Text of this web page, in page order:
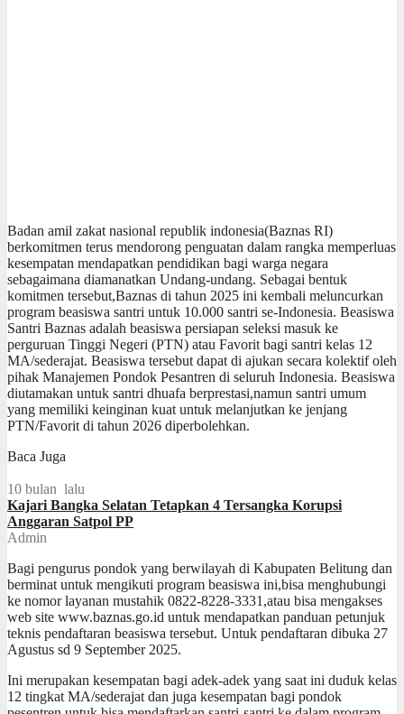
Badan amil zakat nasional republik indonesia(Baznas RI)
berkomitmen terus mendorong penguatan dalam rangka memperluas
kesempatan mendapatkan pendidikan bagi warga negara
sebagaimana diamanatkan Undang-undang. Sebagai bentuk
komitmen tersebut,Baznas di tahun 2025 ini kembali meluncurkan
program beasiswa santri untuk 10.000 santri se-Indonesia. Beasiswa
Santri Baznas adalah beasiswa persiapan seleksi masuk ke
perguruan Tinggi Negeri (PTN) atau Favorit bagi santri kelas 12
MA/sederajat. Beasiswa tersebut dapat di ajukan secara kolektif oleh
pihak Manajemen Pondok Pesantren di seluruh Indonesia. Beasiswa
diutamakan untuk santri dhuafa berprestasi,namun santri umum
yang memiliki keinginan kuat untuk melanjutkan ke jenjang
PTN/Favorit di tahun 2026 diperbolehkan.
Baca Juga
10 bulan lalu
Kajari Bangka Selatan Tetapkan 4 Tersangka Korupsi
Anggaran Satpol PP
Admin
Bagi pengurus pondok yang berwilayah di Kabupaten Belitung dan
berminat untuk mengikuti program beasiswa ini,bisa menghubungi
ke nomor layanan mustahik 0822-8228-3331,atau bisa mengakses
web site www.baznas.go.id untuk mendapatkan panduan petunjuk
teknis pendaftaran beasiswa tersebut. Untuk pendaftaran dibuka 27
Agustus sd 9 September 2025.
Ini merupakan kesempatan bagi adek-adek yang saat ini duduk kelas
12 tingkat MA/sederajat dan juga kesempatan bagi pondok